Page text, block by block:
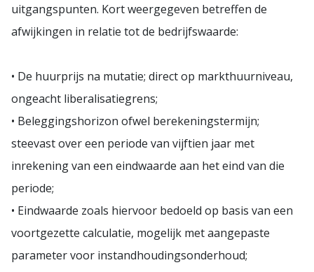
uitgangspunten. Kort weergegeven betreffen de
afwijkingen in relatie tot de bedrijfswaarde:
• De huurprijs na mutatie; direct op markthuurniveau,
ongeacht liberalisatiegrens;
• Beleggingshorizon ofwel berekeningstermijn;
steevast over een periode van vijftien jaar met
inrekening van een eindwaarde aan het eind van die
periode;
• Eindwaarde zoals hiervoor bedoeld op basis van een
voortgezette calculatie, mogelijk met aangepaste
parameter voor instandhoudingsonderhoud;